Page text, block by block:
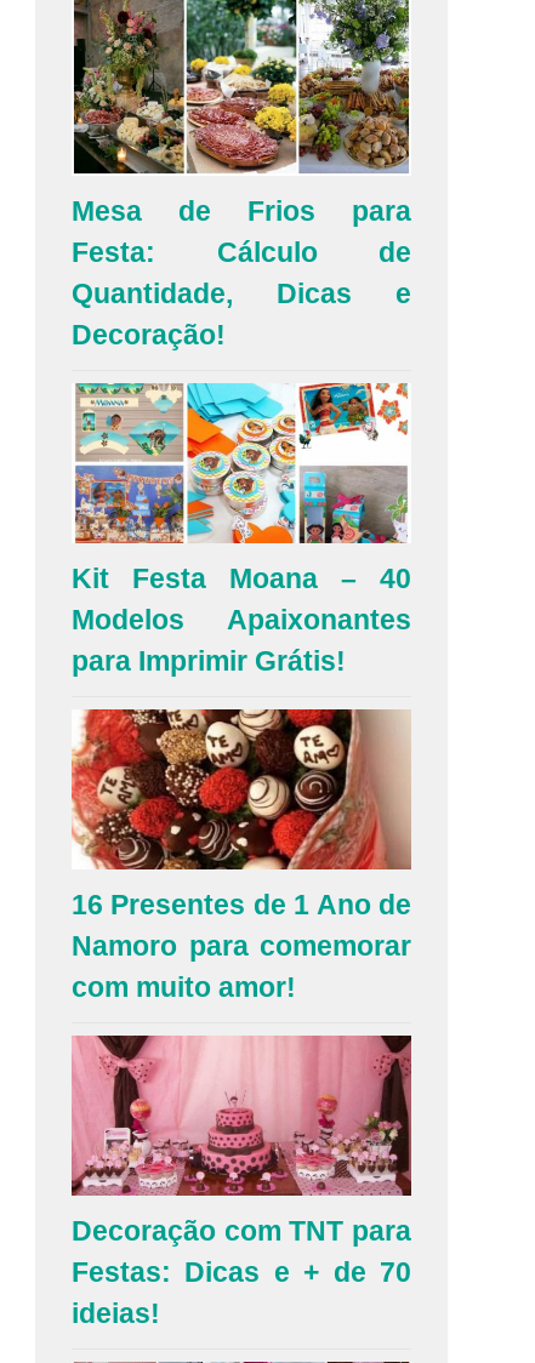
Mesa de Frios para
Festa: Cálculo de
Quantidade, Dicas e
Decoração!
Kit Festa Moana – 40
Modelos Apaixonantes
para Imprimir Grátis!
16 Presentes de 1 Ano de
Namoro para comemorar
com muito amor!
Decoração com TNT para
Festas: Dicas e + de 70
ideias!